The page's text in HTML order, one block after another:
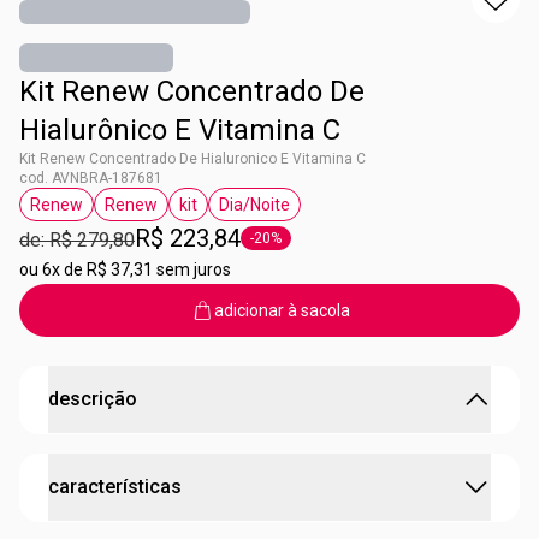
Kit Renew Concentrado De
Hialurônico E Vitamina C
Kit Renew Concentrado De Hialuronico E Vitamina C
cod. AVNBRA-187681
etiqueta Renew
Renew
etiqueta Renew
Renew
etiqueta kit
kit
etiqueta Dia/Noite
Dia/Noite
de: R$ 279,80R$ 223,84 etiqueta -20%
-20%
ou 6x de R$ 37,31 sem juros
adicionar à sacola
descrição
características